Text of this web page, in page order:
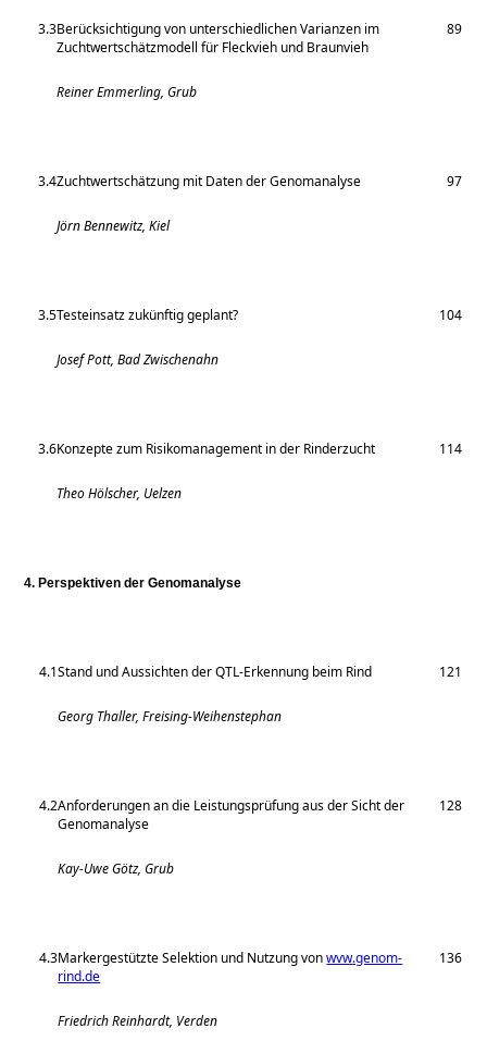
3.3Berücksichtigung von unterschiedlichen Varianzen im
Zuchtwertschätzmodell für Fleckvieh und Braunvieh
89
Reiner Emmerling, Grub
3.4Zuchtwertschätzung mit Daten der Genomanalyse 97
Jörn Bennewitz, Kiel
3.5Testeinsatz zukünftig geplant? 104
Josef Pott, Bad Zwischenahn
3.6Konzepte zum Risikomanagement in der Rinderzucht 114
Theo Hölscher, Uelzen
4. Perspektiven der Genomanalyse
4.1Stand und Aussichten der QTL-Erkennung beim Rind 121
Georg Thaller, Freising-Weihenstephan
4.2Anforderungen an die Leistungsprüfung aus der Sicht der
Genomanalyse
128
Kay-Uwe Götz, Grub
4.3Markergestützte Selektion und Nutzung vonwvw.genom-
rind.de
136
Friedrich Reinhardt, Verden